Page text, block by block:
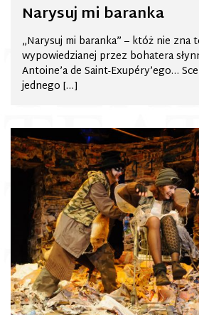
Narysuj mi baranka
„Narysuj mi baranka” – któż nie zna
wypowiedzianej przez bohatera
Antoine’a de Saint-Exupéry’ego…
jednego […]